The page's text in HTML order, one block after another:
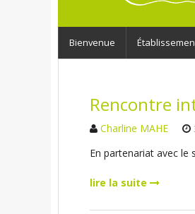
Bienvenue
Rencontre
Charline MAHE
En partenariat avec le
lire la suite